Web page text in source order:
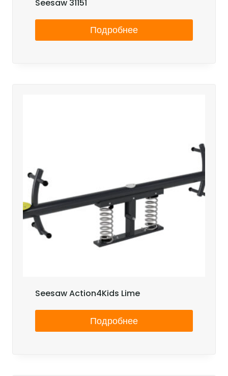
Seesaw 31151
Подробнее
Seesaw Action4Kids Lime
Подробнее